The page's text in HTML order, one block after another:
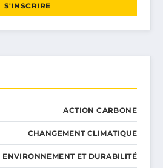
S'INSCRIRE
ACTION CARBONE
CHANGEMENT CLIMATIQUE
ENVIRONNEMENT ET DURABILITÉ